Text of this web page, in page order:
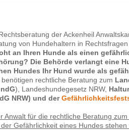
der Ackenheil
von Hundehaltern in
an Ihren Hunde als einen
Die Behörde verlangt eine
Hundes Ihr Hund wurde als
benötigen rechtliche Beratung zum
), Landeshundegesetz NRW,
NRW) und der
Anwalt für die rechtliche Beratung
Gefährlichkeit eines Hundes